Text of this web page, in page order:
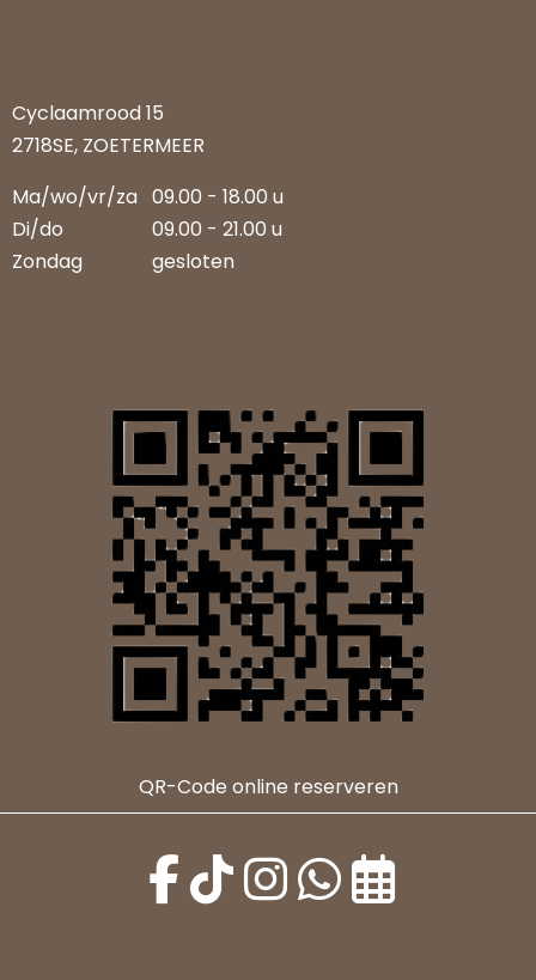
Cyclaamrood 15
2718SE, ZOETERMEER
Ma/wo/vr/za 09.00 - 18.00 u
Di/do
09.00 - 21.00 u
Zondag
gesloten
QR-Code online reserveren